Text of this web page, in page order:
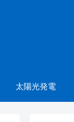
太陽光発電